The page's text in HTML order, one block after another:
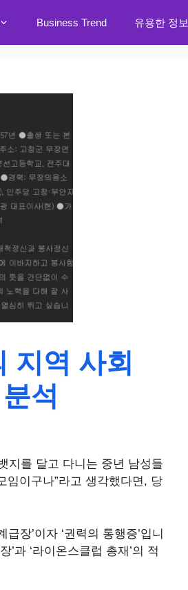
Business Trend 유용한 정보
지역 사회
석
지를 달고 다니는 중년 남성들
임이구나”라고 생각했다면, 당
장’이자 ‘권력의 통행증’입니
과 ‘라이온스클럽 총재’의 적